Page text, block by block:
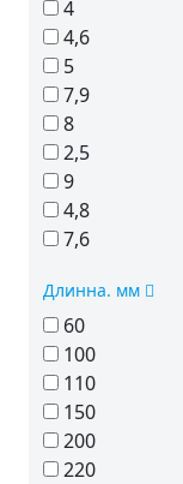
4
4,6
5
7,9
8
2,5
9
4,8
7,6
Длинна. мм
60
100
110
150
200
220